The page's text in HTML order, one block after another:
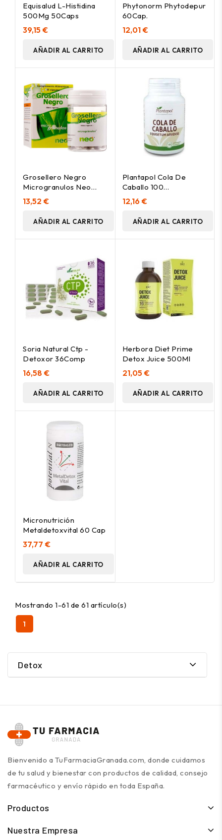
Equisalud L-Histidina
500Mg 50Caps
39,15 €
AÑADIR AL CARRITO
Phytonorm Phytodepur
60Cap.
12,01 €
AÑADIR AL CARRITO
Grosellero Negro
Microgranulos Neo
45Cap.
13,52 €
AÑADIR AL CARRITO
Plantapol Cola De
Caballo 100
Comprimidos
12,16 €
AÑADIR AL CARRITO
Soria Natural Ctp -
Detoxor 36Comp
16,58 €
AÑADIR AL CARRITO
Herbora Diet Prime
Detox Juice 500Ml
21,05 €
AÑADIR AL CARRITO
Micronutrición
Metaldetoxvital 60 Cap
37,77 €
AÑADIR AL CARRITO
Mostrando 1-61 de 61 artículo(s)
1
Detox
Bienvenido a TuFarmaciaGranada.com, donde cuidamos
de tu salud y bienestar con productos de calidad, consejo
farmacéutico y envío rápido en toda España.
Productos
Nuestra Empresa